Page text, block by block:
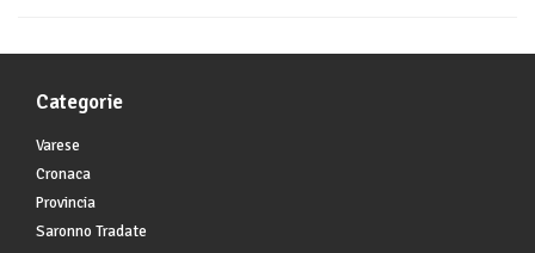
Categorie
Varese
Cronaca
Provincia
Saronno Tradate